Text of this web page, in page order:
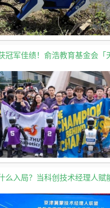
冠军佳绩！俞浩教育基金会「
么入局？当科创技术经理人